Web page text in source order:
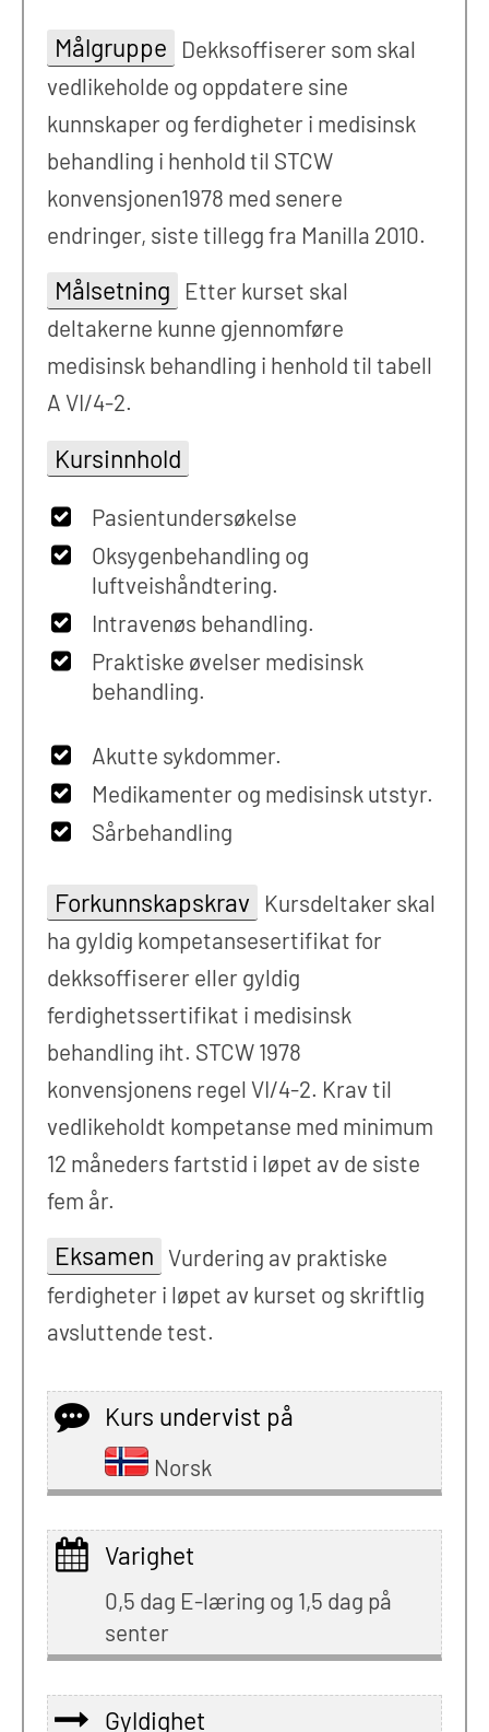
Målgruppe
Dekksoffiserer som skal
vedlikeholde og oppdatere sine
kunnskaper og ferdigheter i medisinsk
behandling i henhold til STCW
konvensjonen1978 med senere
endringer, siste tillegg fra Manilla 2010.
Målsetning
Etter kurset skal
deltakerne kunne gjennomføre
medisinsk behandling i henhold til tabell
A VI/4-2.
Kursinnhold
Pasientundersøkelse
Oksygenbehandling og
luftveishåndtering.
Intravenøs behandling.
Praktiske øvelser medisinsk
behandling.
Akutte sykdommer.
Medikamenter og medisinsk utstyr.
Sårbehandling
Forkunnskapskrav
Kursdeltaker skal
ha gyldig kompetansesertifikat for
dekksoffiserer eller gyldig
ferdighetssertifikat i medisinsk
behandling iht. STCW 1978
konvensjonens regel VI/4-2. Krav til
vedlikeholdt kompetanse med minimum
12 måneders fartstid i løpet av de siste
fem år.
Eksamen Vurdering av praktiske
ferdigheter i løpet av kurset og skriftlig
avsluttende test.
Kurs undervist på
Norsk
Varighet
0,5 dag E-læring og 1,5 dag på
senter
Gyldighet